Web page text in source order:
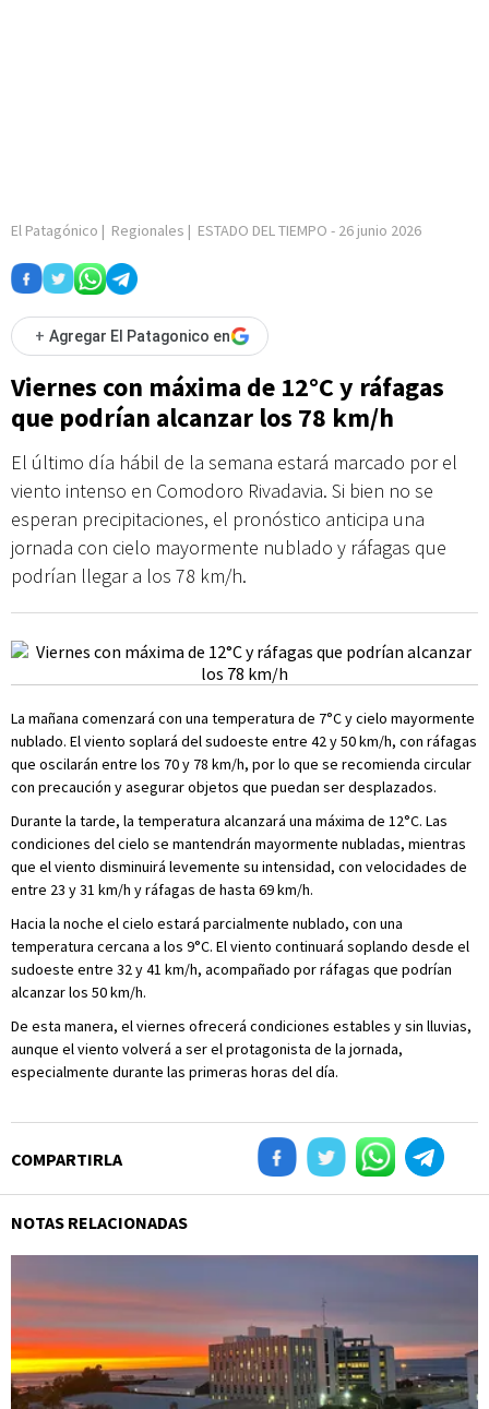
El Patagónico | Regionales | ESTADO DEL TIEMPO - 26 junio 2026
+ Agregar El Patagonico en
Viernes con máxima de 12°C y ráfagas
que podrían alcanzar los 78 km/h
El último día hábil de la semana estará marcado por el
viento intenso en Comodoro Rivadavia. Si bien no se
esperan precipitaciones, el pronóstico anticipa una
jornada con cielo mayormente nublado y ráfagas que
podrían llegar a los 78 km/h.
La mañana comenzará con una temperatura de 7°C y cielo mayormente
nublado. El viento soplará del sudoeste entre 42 y 50 km/h, con ráfagas
que oscilarán entre los 70 y 78 km/h, por lo que se recomienda circular
con precaución y asegurar objetos que puedan ser desplazados.
Durante la tarde, la temperatura alcanzará una máxima de 12°C. Las
condiciones del cielo se mantendrán mayormente nubladas, mientras
que el viento disminuirá levemente su intensidad, con velocidades de
entre 23 y 31 km/h y ráfagas de hasta 69 km/h.
Hacia la noche el cielo estará parcialmente nublado, con una
temperatura cercana a los 9°C. El viento continuará soplando desde el
sudoeste entre 32 y 41 km/h, acompañado por ráfagas que podrían
alcanzar los 50 km/h.
De esta manera, el viernes ofrecerá condiciones estables y sin lluvias,
aunque el viento volverá a ser el protagonista de la jornada,
especialmente durante las primeras horas del día.
COMPARTIRLA
NOTAS RELACIONADAS